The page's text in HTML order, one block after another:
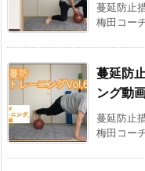
蔓延防止
梅田コー
蔓延防
ング動
蔓延防止
梅田コー